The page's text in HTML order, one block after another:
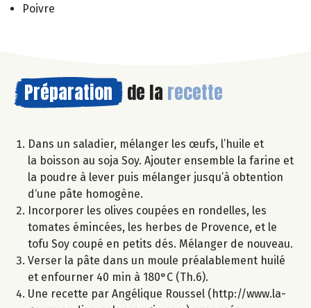
Poivre
Préparation de la recette
Dans un saladier, mélanger les œufs, l’huile et
la boisson au soja Soy. Ajouter ensemble la farine et
la poudre à lever puis mélanger jusqu’à obtention
d‘une pâte homogène.
Incorporer les olives coupées en rondelles, les
tomates émincées, les herbes de Provence, et le
tofu Soy coupé en petits dés. Mélanger de nouveau.
Verser la pâte dans un moule préalablement huilé
et enfourner 40 min à 180°C (Th.6).
Une recette par Angélique Roussel (http://www.la-